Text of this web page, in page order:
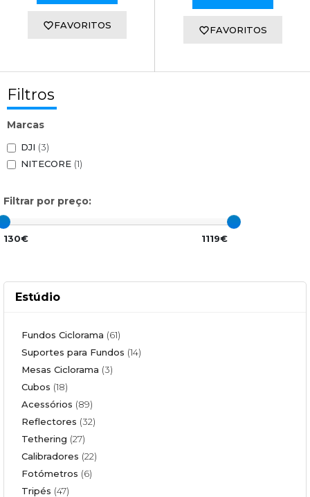
Filtros
Marcas
DJI (3)
NITECORE (1)
Filtrar por preço:
130€ 1119€
Estúdio
Fundos Ciclorama (61)
Suportes para Fundos (14)
Mesas Ciclorama (3)
Cubos (18)
Acessórios (89)
Reflectores (32)
Tethering (27)
Calibradores (22)
Fotómetros (6)
Tripés (47)
FAVORITOS FAVORITOS